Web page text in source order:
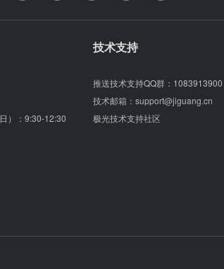
）：9:30-12:30
技术支持
推送技术支持QQ群： 1083913900
技术邮箱： support@jiguang.cn
极光技术支持社区